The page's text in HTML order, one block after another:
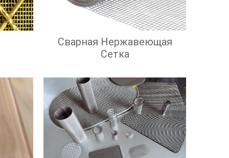
Сварная Нержавеющая
Сетка